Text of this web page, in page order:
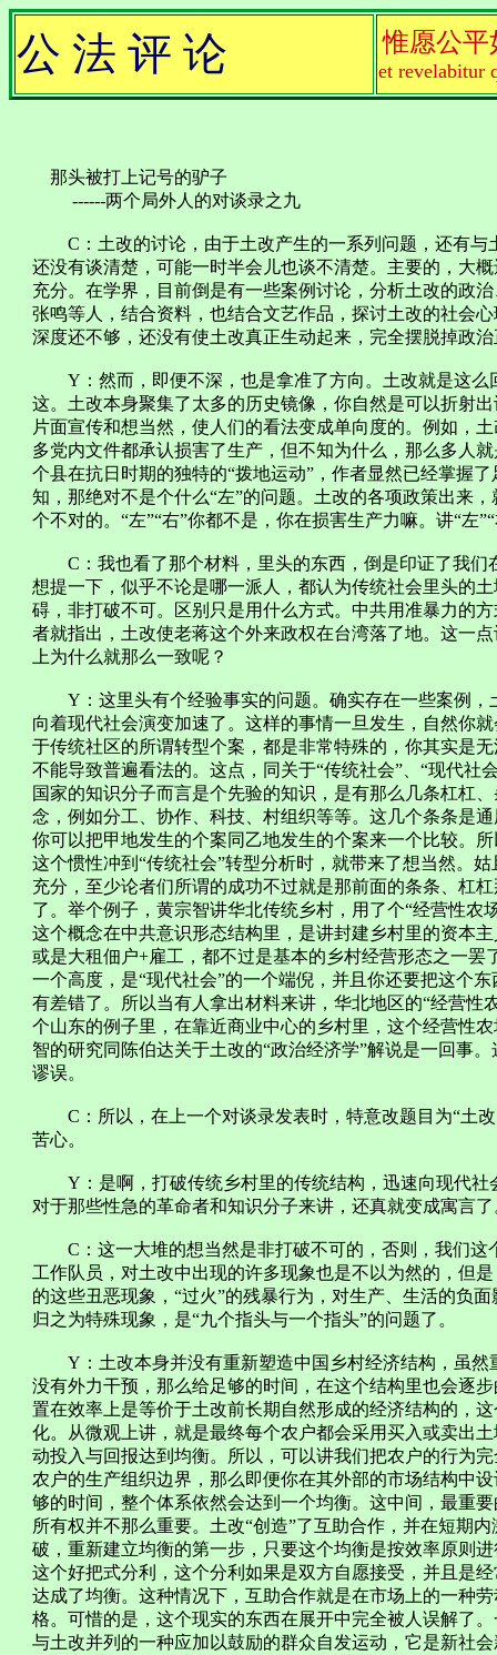
公 法 评 论 惟愿公平
et revelabitur
那头被打上记号的驴子
------两个局外人的对谈录之九
C：土改的讨论，由于土改产生的一系列问题，还有与
还没有谈清楚，可能一时半会儿也谈不清楚。主要的，大
充分。在学界，目前倒是有一些案例讨论，分析土改的政
张鸣等人，结合资料，也结合文艺作品，探讨土改的社会
深度还不够，还没有使土改真正生动起来，完全摆脱掉政
Y：然而，即便不深，也是拿准了方向。土改就是这么
这。土改本身聚集了太多的历史镜像，你自然是可以折射
片面宣传和想当然，使人们的看法变成单向度的。例如，
多党内文件都承认损害了生产，但不知为什么，那么多人
个县在抗日时期的独特的“拨地运动”，作者显然已经掌握
知，那绝对不是个什么“左”的问题。土改的各项政策出来
个不对的。“左”“右”你都不是，你在损害生产力嘛。讲“左
C：我也看了那个材料，里头的东西，倒是印证了我们
想提一下，似乎不论是哪一派人，都认为传统社会里头的
碍，非打破不可。区别只是用什么方式。中共用准暴力的
者就指出，土改使老蒋这个外来政权在台湾落了地。这一
上为什么就那么一致呢？
Y：这里头有个经验事实的问题。确实存在一些案例，
向着现代社会演变加速了。这样的事情一旦发生，自然你
于传统社区的所谓转型个案，都是非常特殊的，你其实是
不能导致普遍看法的。这点，同关于“传统社会”、“现代社
国家的知识分子而言是个先验的知识，是有那么几条杠杠
念，例如分工、协作、科技、村组织等等。这几个条条是
你可以把甲地发生的个案同乙地发生的个案来一个比较。
这个惯性冲到“传统社会”转型分析时，就带来了想当然。
充分，至少论者们所谓的成功不过就是那前面的条条、杠
了。举个例子，黄宗智讲华北传统乡村，用了个“经营性农
这个概念在中共意识形态结构里，是讲封建乡村里的资本
或是大租佃户+雇工，都不过是基本的乡村经营形态之一
一个高度，是“现代社会”的一个端倪，并且你还要把这个
有差错了。所以当有人拿出材料来讲，华北地区的“经营性
个山东的例子里，在靠近商业中心的乡村里，这个经营性
智的研究同陈伯达关于土改的“政治经济学”解说是一回事
谬误。
C：所以，在上一个对谈录发表时，特意改题目为“土改
苦心。
Y：是啊，打破传统乡村里的传统结构，迅速向现代社
对于那些性急的革命者和知识分子来讲，还真就变成寓言了
C：这一大堆的想当然是非打破不可的，否则，我们这
工作队员，对土改中出现的许多现象也是不以为然的，但
的这些丑恶现象，“过火”的残暴行为，对生产、生活的负
归之为特殊现象，是“九个指头与一个指头”的问题了。
Y：土改本身并没有重新塑造中国乡村经济结构，虽然
没有外力干预，那么给足够的时间，在这个结构里也会逐
置在效率上是等价于土改前长期自然形成的经济结构的，
化。从微观上讲，就是最终每个农户都会采用买入或卖出
动投入与回报达到均衡。所以，可以讲我们把农户的行为
农户的生产组织边界，那么即便你在其外部的市场结构中
够的时间，整个体系依然会达到一个均衡。这中间，最重
所有权并不那么重要。土改“创造”了互助合作，并在短期
破，重新建立均衡的第一步，只要这个均衡是按效率原则
这个好把式分利，这个分利如果是双方自愿接受，并且是
达成了均衡。这种情况下，互助合作就是在市场上的一种
格。可惜的是，这个现实的东西在展开中完全被人误解了
与土改并列的一种应加以鼓励的群众自发运动，它是新社